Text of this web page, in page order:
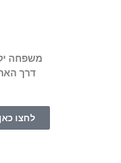
משפחה
דרך
לחצו